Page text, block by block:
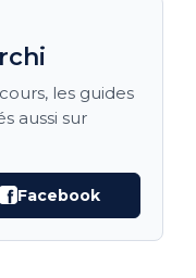
les guides
aussi sur
Facebook